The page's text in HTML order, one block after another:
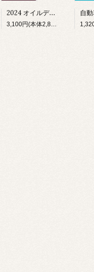
2024 オイルデータハンドブック 欧州車編